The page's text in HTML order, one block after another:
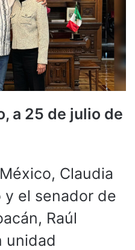
a 25 de julio de
Claudia
y el senador de
Raúl
unidad